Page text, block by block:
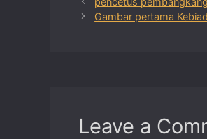
Gambar pertama
Leave a